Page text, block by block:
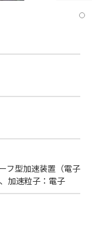
フ型加速装置（電子
加速粒子：電子